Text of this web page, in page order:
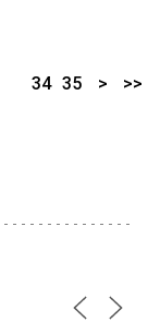
34 35 > >>